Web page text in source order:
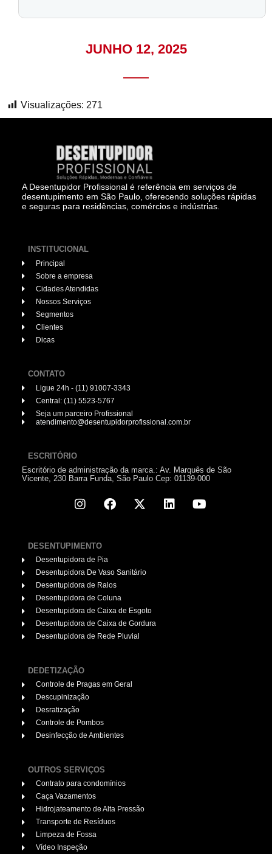
JUNHO 12, 2025
Visualizações: 271
A Desentupidor Profissional é referência em serviços de
desentupimento em São Paulo, oferecendo soluções rápidas
e seguras para residências, comércios e indústrias.
INSTITUCIONAL
Principal
Sobre a empresa
Cidades Atendidas
Nossos Serviços
Segmentos
Clientes
Dicas
CONTATO
Ligue 24h - (11) 91007-3343
Central: (11) 5523-5767
Seja um parceiro Profissional
atendimento@desentupidorprofissional.com.br
ESCRITÓRIO
Escritório de administração da marca.: Av. Marquês de São
Vicente, 230 Barra Funda, São Paulo Cep: 01139-000
DESENTUPIMENTO
Desentupidora de Pia
Desentupidora De Vaso Sanitário
Desentupidora de Ralos
Desentupidora de Coluna
Desentupidora de Caixa de Esgoto
Desentupidora de Caixa de Gordura
Desentupidora de Rede Pluvial
DEDETIZAÇÃO
Controle de Pragas em Geral
Descupinização
Desratização
Controle de Pombos
Desinfecção de Ambientes
OUTROS SERVIÇOS
Contrato para condomínios
Caça Vazamentos
Hidrojateamento de Alta Pressão
Transporte de Resíduos
Limpeza de Fossa
Vídeo Inspeção